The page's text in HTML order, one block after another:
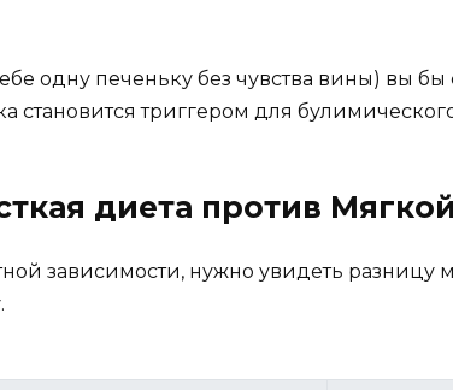
одну печеньку без чувства вины) вы
становится триггером для
диета против
зависимости, нужно увидеть